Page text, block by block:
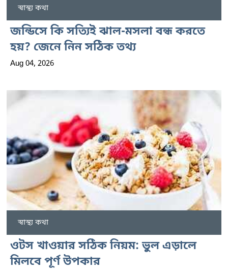
স্বাস্থ্য কথা
জন্ডিসে কি সত্যিই ঝাল-মসলা বন্ধ করতে
হয়? জেনে নিন সঠিক তথ্য
Aug 04, 2026
স্বাস্থ্য কথা
ওটস খাওয়ার সঠিক নিয়ম: ভুল এড়ালে
মিলবে পূর্ণ উপকার